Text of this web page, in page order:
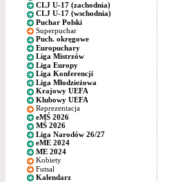
CLJ U-17 (zachodnia)
CLJ U-17 (wschodnia)
Puchar Polski
Superpuchar
Puch. okręgowe
Europuchary
Liga Mistrzów
Liga Europy
Liga Konferencji
Liga Młodzieżowa
Krajowy UEFA
Klubowy UEFA
Reprezentacja
eMŚ 2026
MŚ 2026
Liga Narodów 26/27
eME 2024
ME 2024
Kobiety
Futsal
Kalendarz